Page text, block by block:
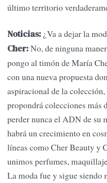
último territorio
Noticias: ¿Va a dejar la
Cher:No, de ninguna
pongo al timón de María
con una nueva propuesta
aspiracional de la
propondrá colecciones más
perder nunca el ADN de su
habrá un crecimiento en
líneas como Cher Beauty y
unimos perfumes,
La moda fue y sigue siendo